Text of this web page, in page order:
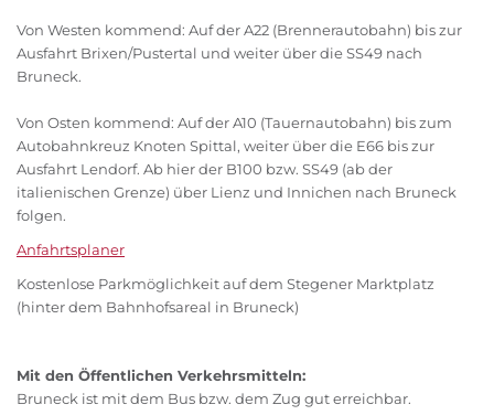
Von Westen kommend: Auf der A22 (Brennerautobahn) bis zur
Ausfahrt Brixen/Pustertal und weiter über die SS49 nach
Bruneck.
Von Osten kommend: Auf der A10 (Tauernautobahn) bis zum
Autobahnkreuz Knoten Spittal, weiter über die E66 bis zur
Ausfahrt Lendorf. Ab hier der B100 bzw. SS49 (ab der
italienischen Grenze) über Lienz und Innichen nach Bruneck
folgen.
Anfahrtsplaner
Kostenlose Parkmöglichkeit auf dem Stegener Marktplatz
(hinter dem Bahnhofsareal in Bruneck)
Mit den Öffentlichen Verkehrsmitteln:
Bruneck ist mit dem Bus bzw. dem Zug gut erreichbar.